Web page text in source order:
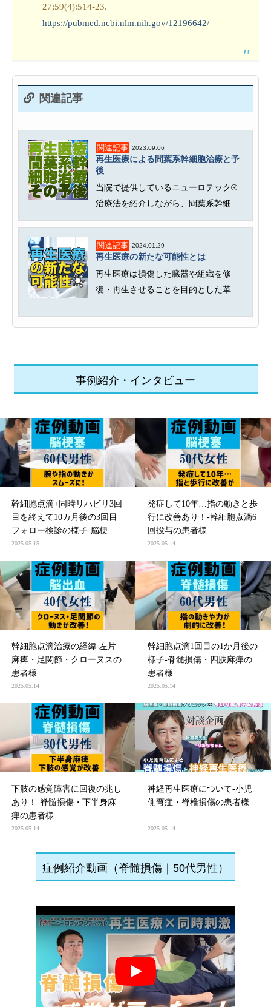
27;59(4):514-23.
https://pubmed.ncbi.nlm.nih.gov/12196642/
関連記事
関連記事 2023.09.06
再生医療による間葉系幹細胞治療と予
後
当院で提供しているニューロテック®
治療法を紹介しながら、間葉系幹細胞
を活用した再生医療について解説し...
関連記事 2024.01.29
再生医療の新たな可能性とは
再生医療は損傷した臓器や組織を修
復・再生させることを目的とした革新
事例紹介・インタビュー
幹細胞点滴+同時リハビリ3回
目を終えて10カ月後の3回目
フォロー検診の様子-脳梗塞
による四肢麻痺の患者様
2025.05.15
発症して10年…指の動きと歩
行に改善あり！-幹細胞点滴6
回投与の患者様
2025.05.14
幹細胞点滴治療の経緯-左片
麻痺・足関節・クローヌスの
患者様
2025.05.14
幹細胞点滴1回目の1か月後の
様子-脊髄損傷・四肢麻痺の
患者様
2025.05.14
下肢の感覚障害に回復の兆し
あり！-脊髄損傷・下半身麻
痺の患者様
2025.05.14
神経再生医療について-小児
側弯症・脊椎損傷の患者様
2025.05.14
症例紹介動画（脊髄損傷｜50代男性）
Play